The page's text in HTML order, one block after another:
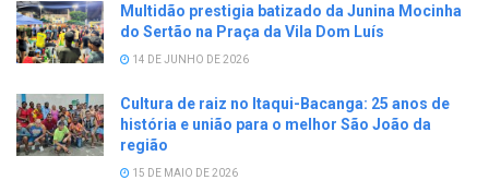
Multidão prestigia batizado da Junina Mocinha
do Sertão na Praça da Vila Dom Luís
14 DE JUNHO DE 2026
Cultura de raiz no Itaqui-Bacanga: 25 anos de
história e união para o melhor São João da
região
15 DE MAIO DE 2026